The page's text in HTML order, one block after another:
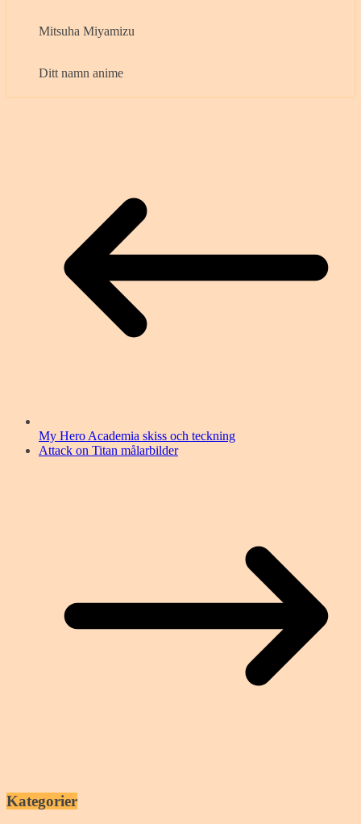
Mitsuha Miyamizu
Ditt namn anime
My Hero Academia skiss och teckning
Attack on Titan målarbilder
Kategorier